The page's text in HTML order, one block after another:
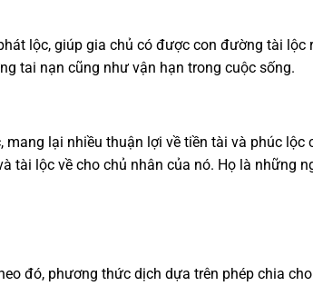
lộc, giúp gia chủ có được con đường tài lộc
tai nạn cũng như vận hạn trong cuộc sống.
lại nhiều thuận lợi về tiền tài và phúc lộc
tài lộc về cho chủ nhân của nó. Họ là những
đó, phương thức dịch dựa trên phép chia